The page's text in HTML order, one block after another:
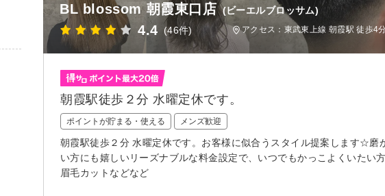
BL blossom 朝霞東口店 (ビーエルブロッサム)
4.4 (46件) アクセス：東武東上線 朝霞駅 徒歩4
朝霞駅徒歩２分 水曜定休です。
ポイントが貯まる・使える メンズ歓迎
朝霞駅徒歩２分 水曜定休です。お客様に似合うスタイル提案します☆磨
い方にも嬉しいリーズナブルな料金設定で、いつでもかっこよくいたい
眉毛カットなどなど